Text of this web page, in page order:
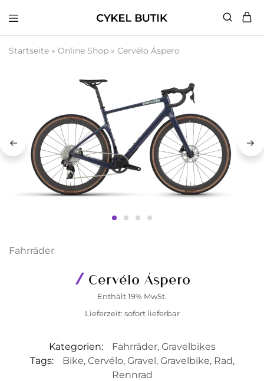
Butik
Startseite » Online Shop » Cervélo Áspero
Fahrräder
Cervélo Áspero
Enthält 19% MwSt.
Lieferzeit: sofort lieferbar
Kategorien: Fahrräder, Gravelbikes
Tags:
Bike, Cervélo, Gravel, Gravelbike, Rad,
Rennrad